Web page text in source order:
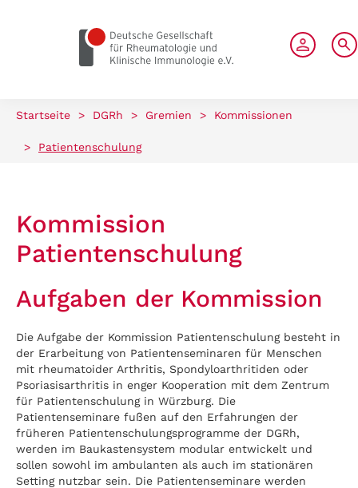
Startseite > DGRh > Gremien > Kommissionen
> Patientenschulung
Kommission
Patientenschulung
Aufgaben der Kommission
Die Aufgabe der Kommission Patientenschulung besteht in
der Erarbeitung von Patientenseminaren für Menschen
mit rheumatoider Arthritis, Spondyloarthritiden oder
Psoriasisarthritis in enger Kooperation mit dem Zentrum
für Patientenschulung in Würzburg. Die
Patientenseminare fußen auf den Erfahrungen der
früheren Patientenschulungsprogramme der DGRh,
werden im Baukastensystem modular entwickelt und
sollen sowohl im ambulanten als auch im stationären
Setting nutzbar sein. Die Patientenseminare werden